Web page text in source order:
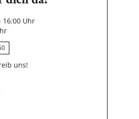
16:00 Uhr
uns!